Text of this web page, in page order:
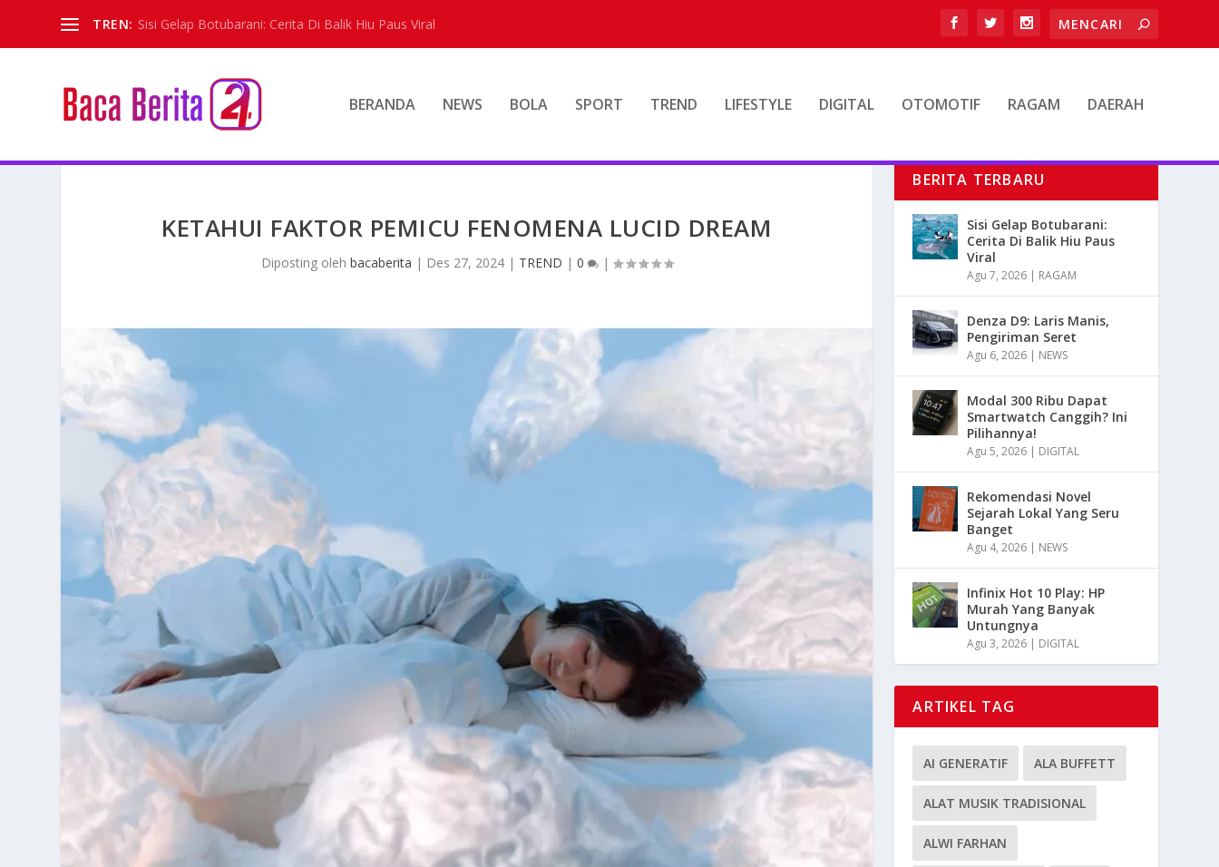
TREN: Sisi Gelap Botubarani: Cerita Di Balik Hiu Paus Viral
BERANDA NEWS BOLA SPORT TREND LIFESTYLE DIGITAL OTOMOTIF RAGAM DAERAH
KETAHUI FAKTOR PEMICU FENOMENA LUCID DREAM
Diposting oleh bacaberita | Des 27, 2024| TREND | 0 |
BERITA TERBARU
Sisi Gelap Botubarani:
Cerita Di Balik Hiu Paus
Viral
Agu 7, 2026 | RAGAM
Denza D9: Laris Manis,
Pengiriman Seret
Agu 6, 2026 | NEWS
Modal 300 Ribu Dapat
Smartwatch Canggih? Ini
Pilihannya!
Agu 5, 2026 | DIGITAL
Rekomendasi Novel
Sejarah Lokal Yang Seru
Banget
Agu 4, 2026 | NEWS
Infinix Hot 10 Play: HP
Murah Yang Banyak
Untungnya
Agu 3, 2026 | DIGITAL
ARTIKEL TAG
AI GENERATIF ALA BUFFETT
ALAT MUSIK TRADISIONAL
ALWI FARHAN